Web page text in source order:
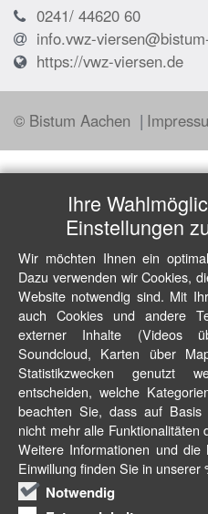
0241/ 44620 60
info.vwz-
https://vwz-viersen.de
© Bistum Aachen
Ihre
Einstellungen
Wir möchten Ihnen ein
Dazu verwenden wir Cookies,
Website notwendig sind. Mit
auch Cookies und andere
externer Inhalte (Videos
Soundcloud, Karten über
Statistikzwecken genutzt
entscheiden, welche
beachten Sie, dass auf Basis
nicht mehr alle
Weitere Informationen und
Einwillung finden Sie in unserer
Notwendig